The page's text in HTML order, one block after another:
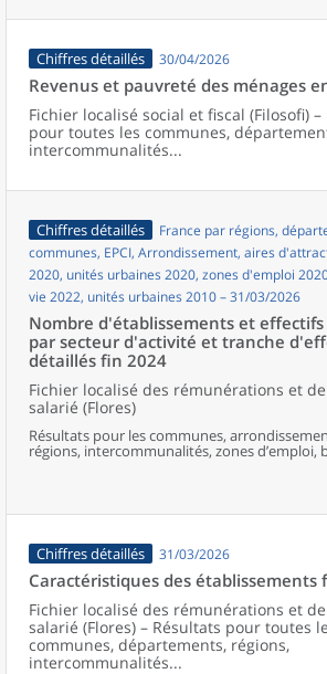
Chiffres détaillés 30/04/2026
Revenus et pauvreté des ménages
Fichier localisé social et fiscal (Filosofi) –
pour toutes les communes,
intercommunalités...
Chiffres détaillés
France par régions,
communes, EPCI, Arrondissement, aires
2020, unités urbaines 2020, zones d'emploi
vie 2022, unités urbaines 2010 – 31/03/2026
Nombre d'établissements et effectifs
par secteur d'activité et tranche
détaillés fin 2024
Fichier localisé des rémunérations et de
salarié (Flores)
Résultats pour les communes,
régions, intercommunalités, zones d’emploi,
urbaines et aires d’attraction des villes de
Chiffres détaillés 31/03/2026
Caractéristiques des établissements
Fichier localisé des rémunérations et
salarié (Flores) – Résultats pour toutes
communes, départements, régions,
intercommunalités...